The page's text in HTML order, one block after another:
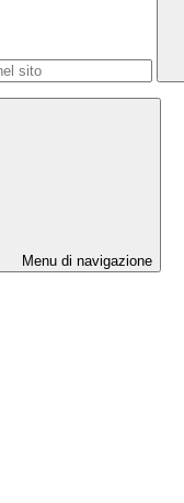
Menu di navigazione